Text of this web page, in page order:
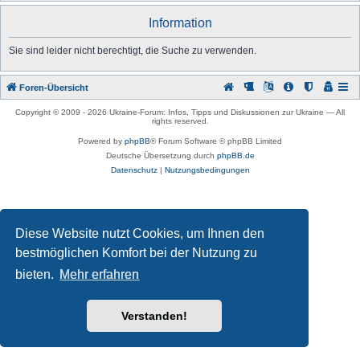
Diese Website nutzt Cookies, um Ihnen den
bestmöglichen Komfort bei der Nutzung zu
bieten.
Mehr erfahren
Verstanden!
u
Information
Sie sind leider nicht berechtigt, die Suche zu verwenden.
Foren-Übersicht
Copyright © 2009 - 2026 Ukraine-Forum: Infos, Tipps und Diskussionen zur Ukraine — All
rights reserved.
Powered by phpBB® Forum Software © phpBB Limited
Deutsche Übersetzung durch phpBB.de
Datenschutz| Nutzungsbedingungen